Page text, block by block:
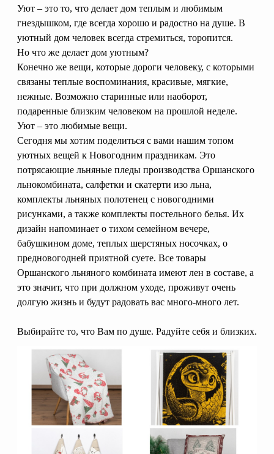
Доверенность на
Документы по работе с
персональными данными
Письмо руководителю
Вопросы и ответы
Уют – это то, что делает дом теплым и любимым
гнездышком, где всегда хорошо и радостно на душе. В
уютный дом человек всегда стремиться, торопится.
Но что же делает дом уютным?
Конечно же вещи, которые дороги человеку, с которыми
связаны теплые воспоминания, красивые, мягкие,
нежные. Возможно старинные или наоборот,
подаренные близким человеком на прошлой неделе.
Уют – это любимые вещи.
Сегодня мы хотим поделиться с вами нашим топом
уютных вещей к Новогодним праздникам. Это
потрясающие льняные пледы производства Оршанского
льнокомбината, салфетки и скатерти изо льна,
комплекты льняных полотенец с новогодними
рисунками, а также комплекты постельного белья. Их
дизайн напоминает о тихом семейном вечере,
бабушкином доме, теплых шерстяных носочках, о
предновогодней приятной суете. Все товары
Оршанского льняного комбината имеют лен в составе, а
это значит, что при должном уходе, проживут очень
долгую жизнь и будут радовать вас много-много лет.
Выбирайте то, что Вам по душе. Радуйте себя и близких.
корзину